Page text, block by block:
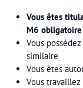
Vous êtes
M6 obligatoire
Vous
similaire
Vous êtes
Vous